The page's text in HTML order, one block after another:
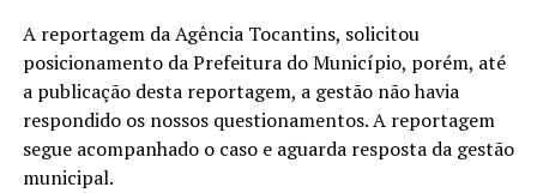
A reportagem da Agência Tocantins, solicitou
posicionamento da Prefeitura do Município, porém, até
a publicação desta reportagem, a gestão não havia
respondido os nossos questionamentos. A reportagem
segue acompanhado o caso e aguarda resposta da gestão
municipal.